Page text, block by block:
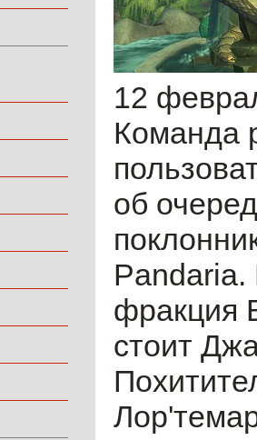
12
Команда
об
Pandaria.
фракция
стоит